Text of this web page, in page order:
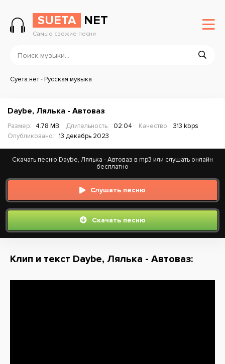
SUETA NET
Самые свежие песни
Суета.нет-Русская музыка
Daybe, Лялька - Автоваз
Размер: 4.78 MB Длительность: 02:04 Качество:
313 kbps
Опубликовано:
13 декабрь 2023
Скачать песню Daybe, Лялька - Автоваз в mp3 или слушать онлайн
бесплатно
Слушать песню
Скачать песню
Клип и текст Daybe, Лялька - Автоваз: